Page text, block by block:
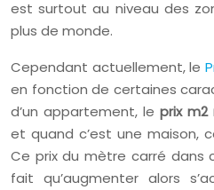
est surtout au niveau des
plus de monde.
Cependant actuellement, le
en fonction de certaines
d’un appartement, le prix m2
et quand c’est une maison,
Ce prix du mètre carré dans
fait qu’augmenter alors